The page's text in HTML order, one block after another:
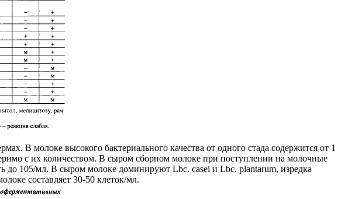
В молоке высокого бактериального качества от одного стада содержится от 1
с их количеством. В сыром сборном молоке при поступлении на молочные
до 105/мл. В сыром молоке доминируют Lbc. casei и Lbc. plantarum, изредка
составляет 30-50 клеток/мл.